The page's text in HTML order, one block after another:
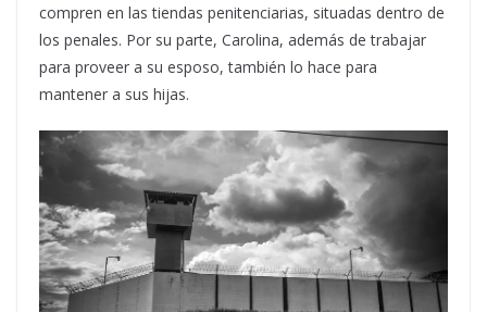
compren en las tiendas penitenciarias, situadas dentro de
los penales. Por su parte, Carolina, además de trabajar
para proveer a su esposo, también lo hace para
mantener a sus hijas.